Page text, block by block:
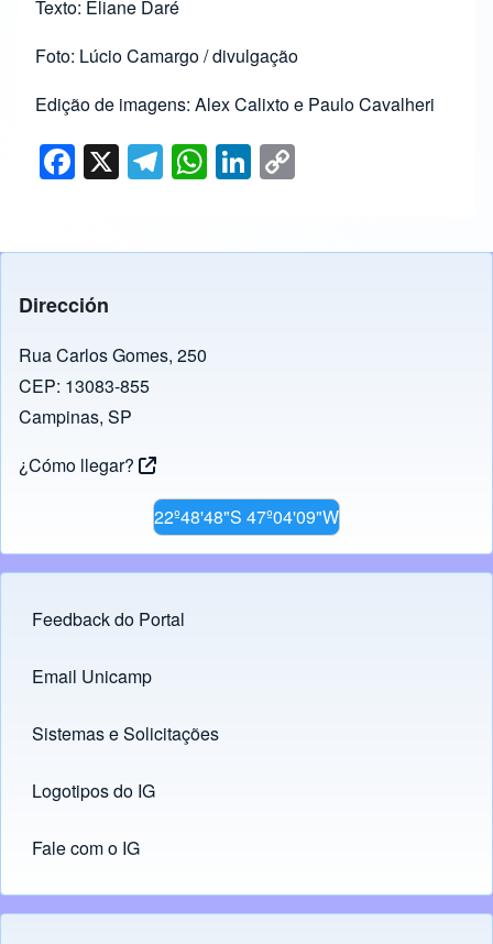
Texto: Eliane Daré
Foto: Lúcio Camargo / divulgação
Edição de imagens: Alex Calixto e Paulo Cavalheri
F
a
e
b
o
k
X T
el
gr
W
h
s
Li
n
e y
Dirección
Rua Carlos Gomes, 250
CEP: 13083-855
Campinas, SP
¿Cómo llegar?
22º48'48"S 47º04'09"W
Footer menu
Feedback do Portal
Links
Email Unicamp
(opens in new tab)
Sistemas e Solicitações
(opens in new tab)
Logotipos do IG
(opens in new tab)
Fale com o IG